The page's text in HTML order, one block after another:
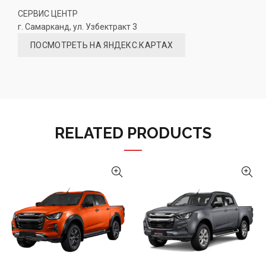
СЕРВИС ЦЕНТР
г. Самарканд, ул. Узбектракт 3
ПОСМОТРЕТЬ НА ЯНДЕКС.КАРТАХ
RELATED PRODUCTS